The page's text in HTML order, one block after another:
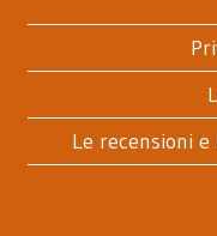
Le recensioni